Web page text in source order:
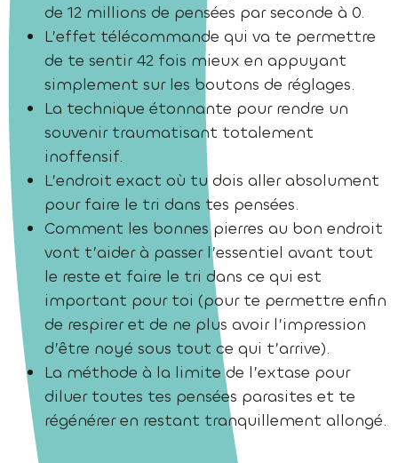
de 12 millions de pensées par seconde à 0.
L’effet télécommande qui va te permettre
de te sentir 42 fois mieux en appuyant
simplement sur les boutons de réglages.
La technique étonnante pour rendre un
souvenir traumatisant totalement
inoffensif.
L’endroit exact où tu dois aller absolument
pour faire le tri dans tes pensées.
Comment les bonnes pierres au bon endroit
vont t’aider à passer l’essentiel avant tout
le reste et faire le tri dans ce qui est
important pour toi (pour te permettre enfin
de respirer et de ne plus avoir l’impression
d’être noyé sous tout ce qui t’arrive).
La méthode à la limite de l’extase pour
diluer toutes tes pensées parasites et te
régénérer en restant tranquillement allongé.